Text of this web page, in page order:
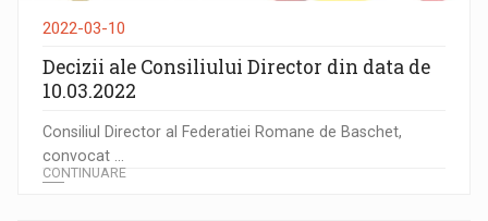
2022-03-10
Decizii ale Consiliului Director din data de
10.03.2022
Consiliul Director al Federatiei Romane de Baschet,
convocat ...
CONTINUARE